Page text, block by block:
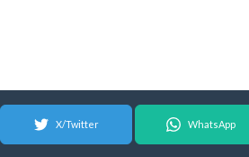
X/Twitter WhatsApp